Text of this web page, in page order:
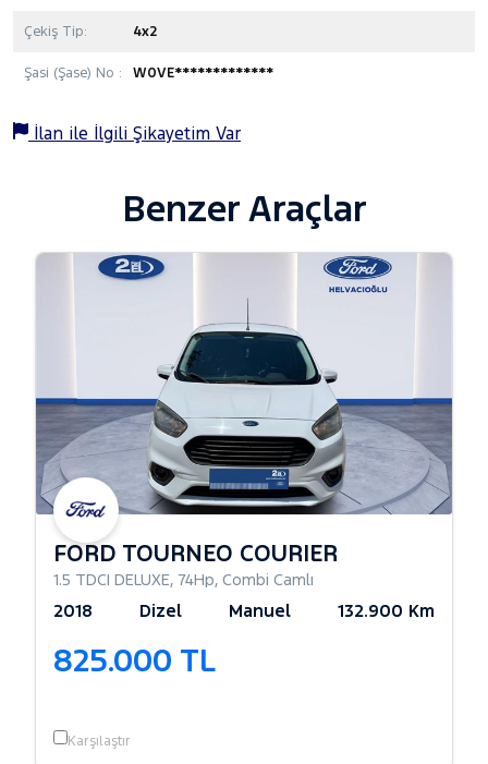
Çekiş Tip: 4x2
Şasi (Şase) No : W0VE*************
İlan ile İlgili Şikayetim Var
Benzer Araçlar
FORD TOURNEO COURIER
1.5 TDCI DELUXE, 74Hp, Combi Camlı
2018 Dizel Manuel 132.900 Km
825.000 TL
Karşılaştır